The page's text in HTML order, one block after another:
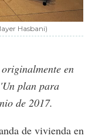
Hasbani)
en
plan para
de 2017.
de vivienda en